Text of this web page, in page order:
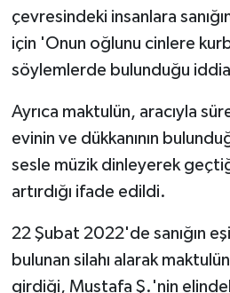
çevresindeki insanlara
için 'Onun oğlunu cinlere
söylemlerde bulunduğu
Ayrıca maktulün, aracıyla
evinin ve dükkanının
sesle müzik dinleyerek
artırdığı ifade edildi.
22 Şubat 2022'de sanığın
bulunan silahı alarak
girdiği, Mustafa Ş.'nin